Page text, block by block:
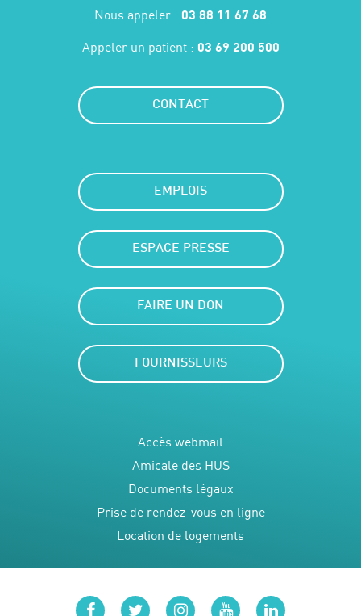
Nous appeler : 03 88 11 67 68
Appeler un patient : 03 69 200 500
CONTACT
EMPLOIS
ESPACE PRESSE
FAIRE UN DON
FOURNISSEURS
Accès webmail
Amicale des HUS
Documents légaux
Prise de rendez-vous en ligne
Location de logements
facebooktwitterinstagram
youtubelinkedin